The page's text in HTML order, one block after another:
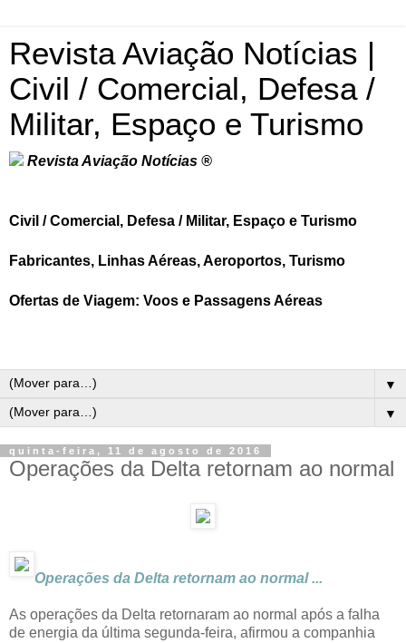
Revista Aviação Notícias |
Civil / Comercial, Defesa /
Militar, Espaço e Turismo
Revista Aviação Notícias ®
Civil / Comercial, Defesa / Militar, Espaço e Turismo
Fabricantes, Linhas Aéreas, Aeroportos, Turismo
Ofertas de Viagem: Voos e Passagens Aéreas
▼
▼
quinta-feira, 11 de agosto de 2016
Operações da Delta retornam ao normal
Operações da Delta retornam ao normal ...
As operações da Delta retornaram ao normal após a falha
de energia da última segunda-feira, afirmou a companhia